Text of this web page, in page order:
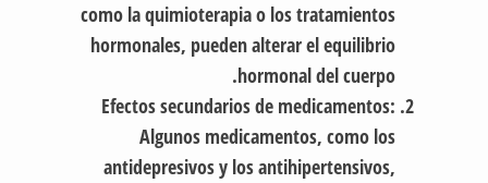
como la quimioterapia o los tratamientos
hormonales, pueden alterar el equilibrio
hormonal del cuerpo.
Efectos secundarios de medicamentos:
Algunos medicamentos, como los
antidepresivos y los antihipertensivos,